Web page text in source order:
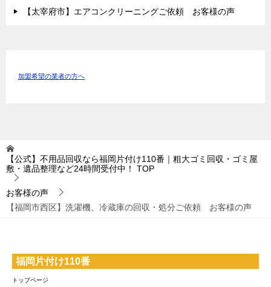
【太宰府市】エアコンクリーニングご依頼 お客様の声
加盟希望の業者の方へ
【公式】不用品回収なら福岡片付け110番｜粗大ゴミ回収・ゴミ屋
敷・遺品整理など24時間受付中！
TOP
お客様の声
【福岡市西区】洗濯機、冷蔵庫の回収・処分ご依頼 お客様の声
福岡片付け110番
トップページ